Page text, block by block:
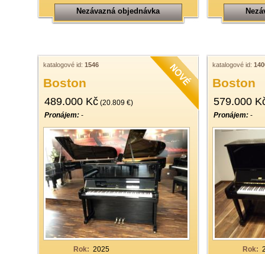
Nezávazná objednávka
katalogové id: 1546
Boston
489.000 Kč (20.809 €)
Pronájem: -
Rok: 2025
katalogové id:
Boston
579.000
Pronájem: -
Rok: